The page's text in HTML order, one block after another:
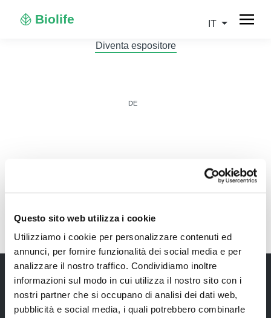
Questo sito web utilizza i cookie
Utilizziamo i cookie per personalizzare contenuti ed
annunci, per fornire funzionalità dei social media e per
analizzare il nostro traffico. Condividiamo inoltre
informazioni sul modo in cui utilizza il nostro sito con i
nostri partner che si occupano di analisi dei dati web,
pubblicità e social media, i quali potrebbero combinarle
Biolife IT
Diventa espositore
DE
Newsletter